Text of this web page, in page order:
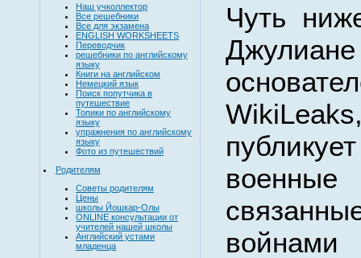
Наш учколлектор
Все решебники
Все для экзамена
ENGLISH WORKSHEETS
Переводчик
решебники по английскому
языку
Книги на английском
Немецкий язык
Поиск попутчика в
путешествие
Топики по английскому
языку
упражнения по английскому
языку
Фото из путешествий
Родителям
Советы родителям
Цены
школы Йошкар-Олы
ONLINE консультации от
учителей нашей школы
Английский устами
младенца
Чуть